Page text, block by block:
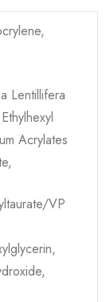
Lentillifera
Acrylates
VP